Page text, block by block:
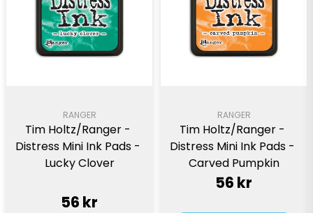
RANGER
Tim Holtz/Ranger -
Distress Mini Ink Pads -
Lucky Clover
56 kr
RANGER
Tim Holtz/Ranger -
Distress Mini Ink Pads -
Carved Pumpkin
56 kr